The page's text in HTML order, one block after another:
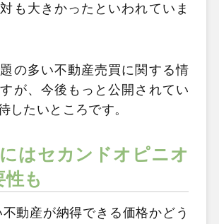
も大きかったといわれていま
の多い不動産売買に関する情
が、今後もっと公開されてい
したいところです。
はセカンドオピニオ
性も
動産が納得できる価格かどう